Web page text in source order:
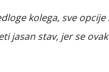
kolega, sve
jasan stav, jer se